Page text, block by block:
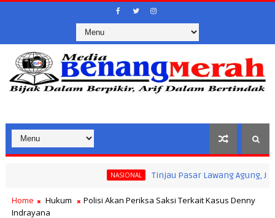
NASIONAL Tinjau Pasar Lawang Agung, Jokowi
Home Hukum
Polisi Akan Periksa Saksi Terkait Kasus Denny
Indrayana